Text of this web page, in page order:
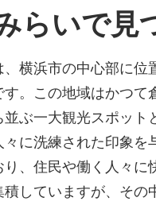
らいで見
横浜市の中心部に
。
この地域はかつて
ぶ一大観光スポッ
に洗練された印象
、住民や働く人々
積していますが、そ